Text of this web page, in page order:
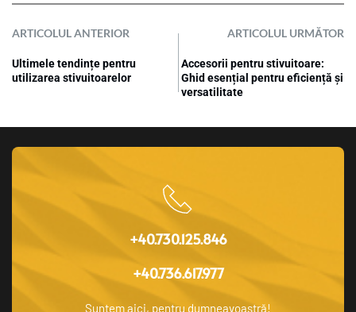
ARTICOLUL ANTERIOR ARTICOLUL URMĂTOR
Ultimele tendințe pentru
utilizarea stivuitoarelor
Accesorii pentru stivuitoare:
Ghid esențial pentru eficiență și
versatilitate
+40.730.125.846
+40.736.617.977
Suntem aici, pentru dumneavoastră!